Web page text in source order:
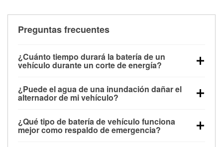
Preguntas frecuentes
¿Cuánto tiempo durará la batería de un
vehículo durante un corte de energía?
alimentar pequeños accesorios durante un tiempo
limitado, pero el uso repetido sin conducir el vehículo
contar con un equipo de carga de respaldo para
cortes prolongados.
¿Puede el agua de una inundación dañar el
alternador de mi vehículo?
parte baja del compartimento del motor y pueden
dañarse si se sumergen, lo que puede provocar una
¿Qué tipo de batería de vehículo funciona
mejor como respaldo de emergencia?